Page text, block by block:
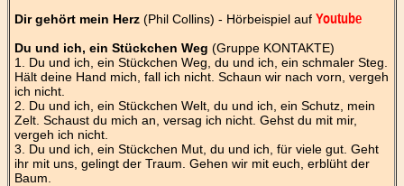
Dir gehört mein Herz(Phil Collins) - Hörbeispiel auf Youtube
Du und ich, ein Stückchen Weg (Gruppe KONTAKTE)
1. Du und ich, ein Stückchen Weg, du und ich, ein schmaler Steg.
Hält deine Hand mich, fall ich nicht. Schaun wir nach vorn, vergeh
ich nicht.
2. Du und ich, ein Stückchen Welt, du und ich, ein Schutz, mein
Zelt. Schaust du mich an, versag ich nicht. Gehst du mit mir,
vergeh ich nicht.
3. Du und ich, ein Stückchen Mut, du und ich, für viele gut. Geht
ihr mit uns, gelingt der Traum. Gehen wir mit euch, erblüht der
Baum.